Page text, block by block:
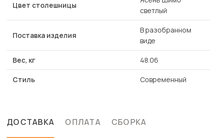
Цвет столешницы
светлый
Поставка изделия
В разобранном
виде
Вес, кг 48.06
Стиль Современный
ДОСТАВКА ОПЛАТА СБОРКА